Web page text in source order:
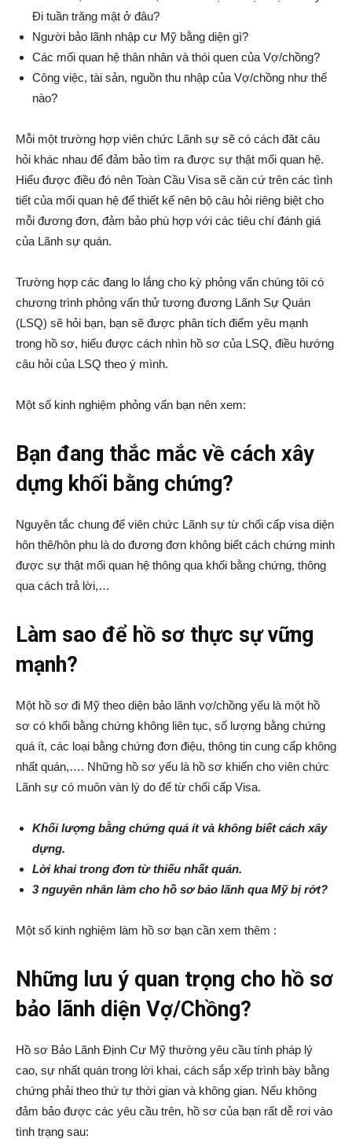
Đi tuần trăng mật ở đâu?
Người bảo lãnh nhập cư Mỹ bằng diện gì?
Các mối quan hệ thân nhân và thói quen của Vợ/chồng?
Công việc, tài sản, nguồn thu nhập của Vợ/chồng như thế
nào?
Mỗi một trường hợp viên chức Lãnh sự sẽ có cách đăt câu
hỏi khác nhau để đảm bảo tìm ra được sự thật mối quan hệ.
Hiểu được điều đó nên Toàn Cầu Visa sẽ căn cứ trên các tình
tiết của mối quan hệ để thiết kế nên bộ câu hỏi riêng biệt cho
mỗi đương đơn, đảm bảo phù hợp với các tiêu chí đánh giá
của Lãnh sự quán.
Trường hợp các đang lo lắng cho kỳ phỏng vấn chúng tôi có
chương trình phỏng vấn thử tương đương Lãnh Sự Quán
(LSQ) sẽ hỏi bạn, bạn sẽ được phân tích điểm yêu mạnh
trong hồ sơ, hiểu được cách nhìn hồ sơ của LSQ, điều hướng
câu hỏi của LSQ theo ý mình.
Một số kinh nghiệm phỏng vấn bạn nên xem:
Bạn đang thắc mắc về cách xây
dựng khối bằng chứng?
Nguyên tắc chung để viên chức Lãnh sự từ chối cấp visa diện
hôn thê/hôn phu là do đương đơn không biết cách chứng minh
được sự thật mối quan hệ thông qua khối bằng chứng, thông
qua cách trả lời,…
Làm sao để hồ sơ thực sự vững
mạnh?
Một hồ sơ đi Mỹ theo diện bảo lãnh vợ/chồng yếu là một hồ
sơ có khối bằng chứng không liên tục, số lượng bằng chứng
quá ít, các loại bằng chứng đơn điệu, thông tin cung cấp không
nhất quán,…. Những hồ sơ yếu là hồ sơ khiến cho viên chức
Lãnh sự có muôn vàn lý do để từ chối cấp Visa.
Khối lượng bằng chứng quá ít và không biết cách xây
dựng.
Lời khai trong đơn từ thiếu nhất quán.
3 nguyên nhân làm cho hồ sơ bảo lãnh qua Mỹ bị rớt?
Một số kinh nghiệm làm hồ sơ bạn cần xem thêm :
Những lưu ý quan trọng cho hồ sơ
bảo lãnh diện Vợ/Chồng?
Hồ sơ Bảo Lãnh Định Cư Mỹ thường yêu cầu tính pháp lý
cao, sự nhất quán trong lời khai, cách sắp xếp trình bày bằng
chứng phải theo thứ tự thời gian và không gian. Nếu không
đảm bảo được các yêu cầu trên, hồ sơ của bạn rất dễ rơi vào
tình trạng sau: